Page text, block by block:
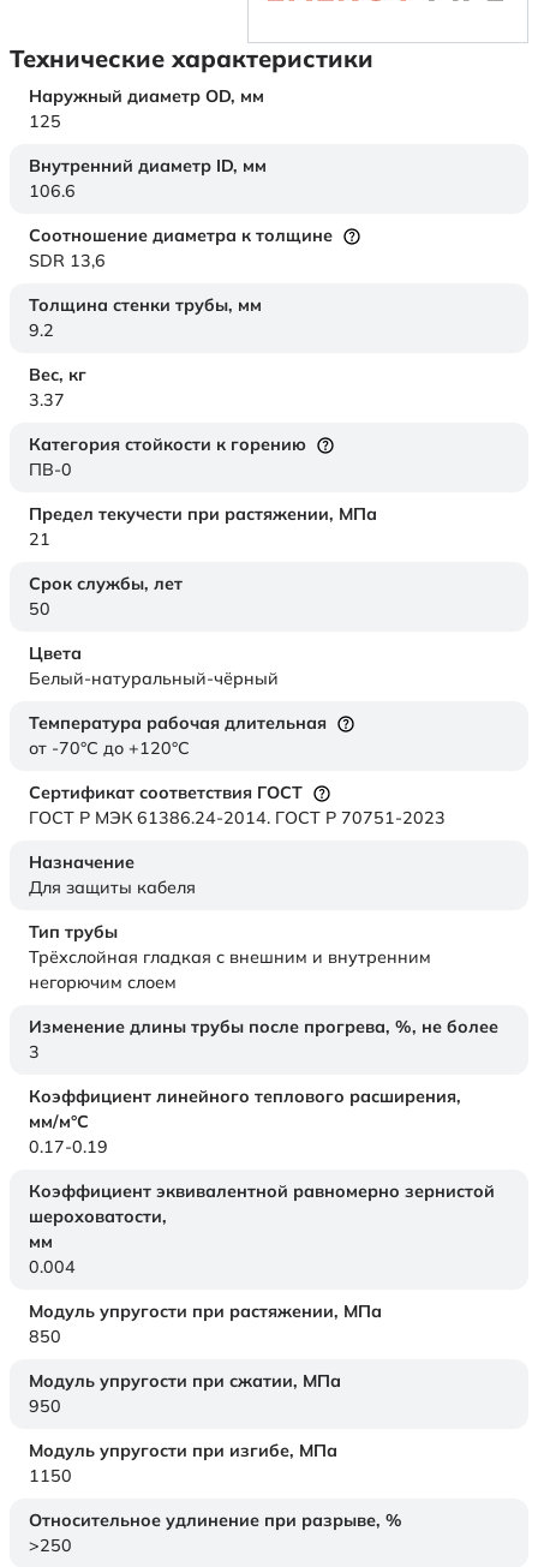
Технические характеристики
Наружный диаметр OD, мм
125
Внутренний диаметр ID, мм
106.6
Соотношение диаметра к толщине
SDR 13,6
Толщина стенки трубы, мм
9.2
Вес, кг
3.37
Категория стойкости к горению
ПВ-0
Предел текучести при растяжении, МПа
21
Срок службы, лет
50
Цвета
Белый-натуральный-чёрный
Температура рабочая длительная
от -70°C до +120°C
Сертификат соответствия ГОСТ
ГОСТ Р МЭК 61386.24-2014. ГОСТ Р 70751-2023
Назначение
Для защиты кабеля
Тип трубы
Трёхслойная гладкая с внешним и внутренним
негорючим слоем
Изменение длины трубы после прогрева, %, не более
3
Коэффициент линейного теплового расширения,
мм/м°С
0.17-0.19
Коэффициент эквивалентной равномерно зернистой
шероховатости,
мм
0.004
Модуль упругости при растяжении, МПа
850
Модуль упругости при сжатии, МПа
950
Модуль упругости при изгибе, МПа
1150
Относительное удлинение при разрыве, %
>250